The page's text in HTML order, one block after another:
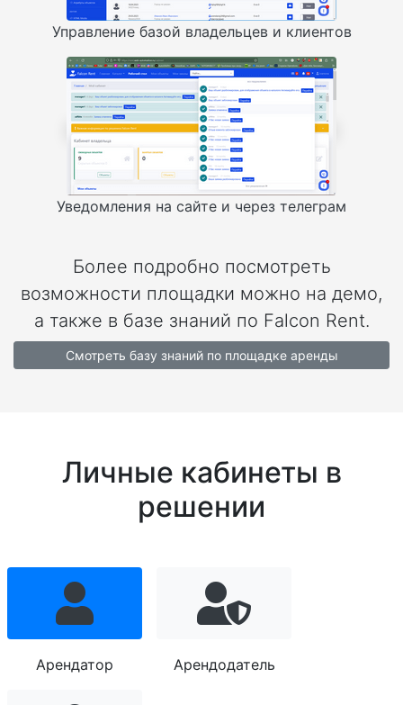
Управление базой владельцев и клиентов
Уведомления на сайте и через телеграм
Более подробно посмотреть
возможности площадки можно на демо,
а также в базе знаний по Falcon Rent.
Смотреть базу знаний по площадке аренды
Личные кабинеты в
решении
Арендатор Арендодатель